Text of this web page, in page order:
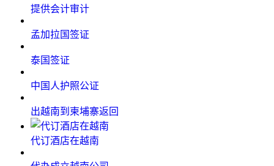
提供会计审计
孟加拉国签证
泰国签证
中国人护照公证
出越南到柬埔寨返回
代订酒店在越南